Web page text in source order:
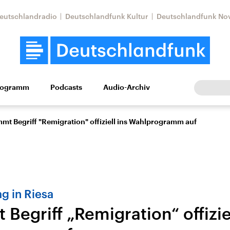
Deutschlandfunk Kultur Deutschlandfunk
Wissen Kultur Europa
Beiträge,
Nahostkonflikt
Aktuelle Lage und
Iran
Podcasts Audio-Archiv
Begriff "Remigration" offiziell ins Wahlprogramm auf
in Riesa
Begriff „Remigration“